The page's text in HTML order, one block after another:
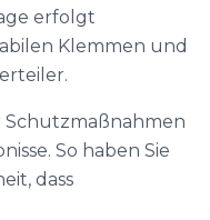
erfolgt
Klemmen und
Schutzmaßnahmen
So haben Sie
dass